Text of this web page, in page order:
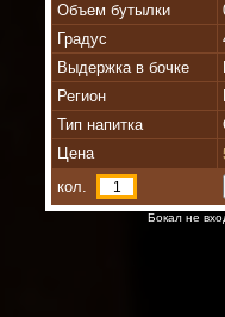
Объем бутылки
Градус
Выдержка в бочке
Регион
Тип напитка
Цена
кол.
Бокал не